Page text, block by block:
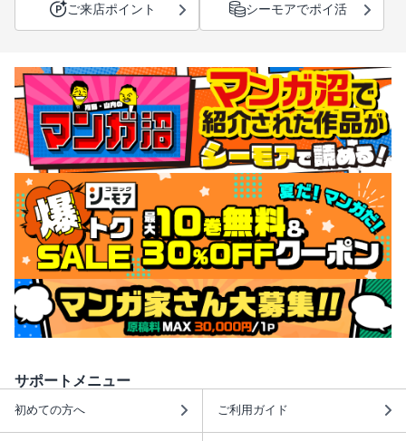
ご来店ポイント シーモアでポイ活
サポートメニュー
初めての方へ ご利用ガイド